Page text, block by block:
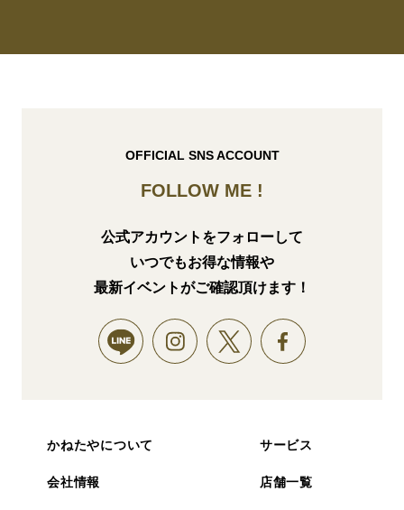
OFFICIAL SNS ACCOUNT
FOLLOW ME !
公式アカウントをフォローして
いつでもお得な情報や
最新イベントがご確認頂けます！
かねたやについて サービス
会社情報 店舗一覧